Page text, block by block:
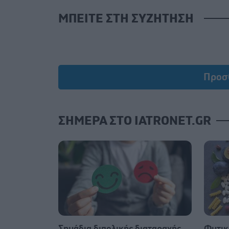
ΜΠΕΙΤΕ ΣΤΗ ΣΥΖΗΤΗΣΗ
ΣΗΜΕΡΑ ΣΤΟ IATRONET.GR